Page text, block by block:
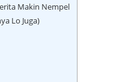
Makin Nempel
Lo Juga)